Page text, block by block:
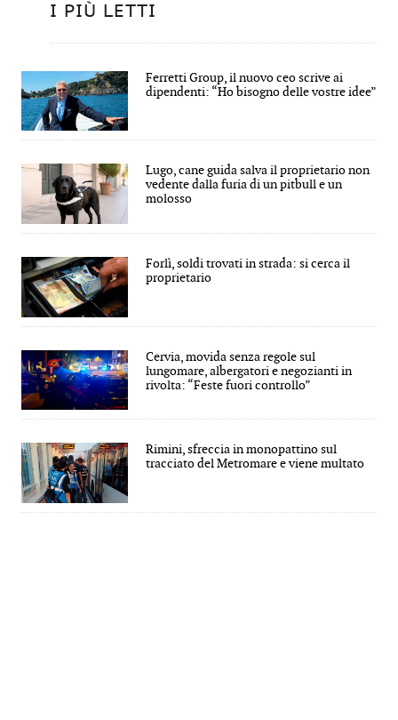
I PIÙ LETTI
Ferretti Group, il nuovo ceo scrive ai
dipendenti: “Ho bisogno delle vostre idee”
Lugo, cane guida salva il proprietario non
vedente dalla furia di un pitbull e un
molosso
Forlì, soldi trovati in strada: si cerca il
proprietario
Cervia, movida senza regole sul
lungomare, albergatori e negozianti in
rivolta: “Feste fuori controllo”
Rimini, sfreccia in monopattino sul
tracciato del Metromare e viene multato